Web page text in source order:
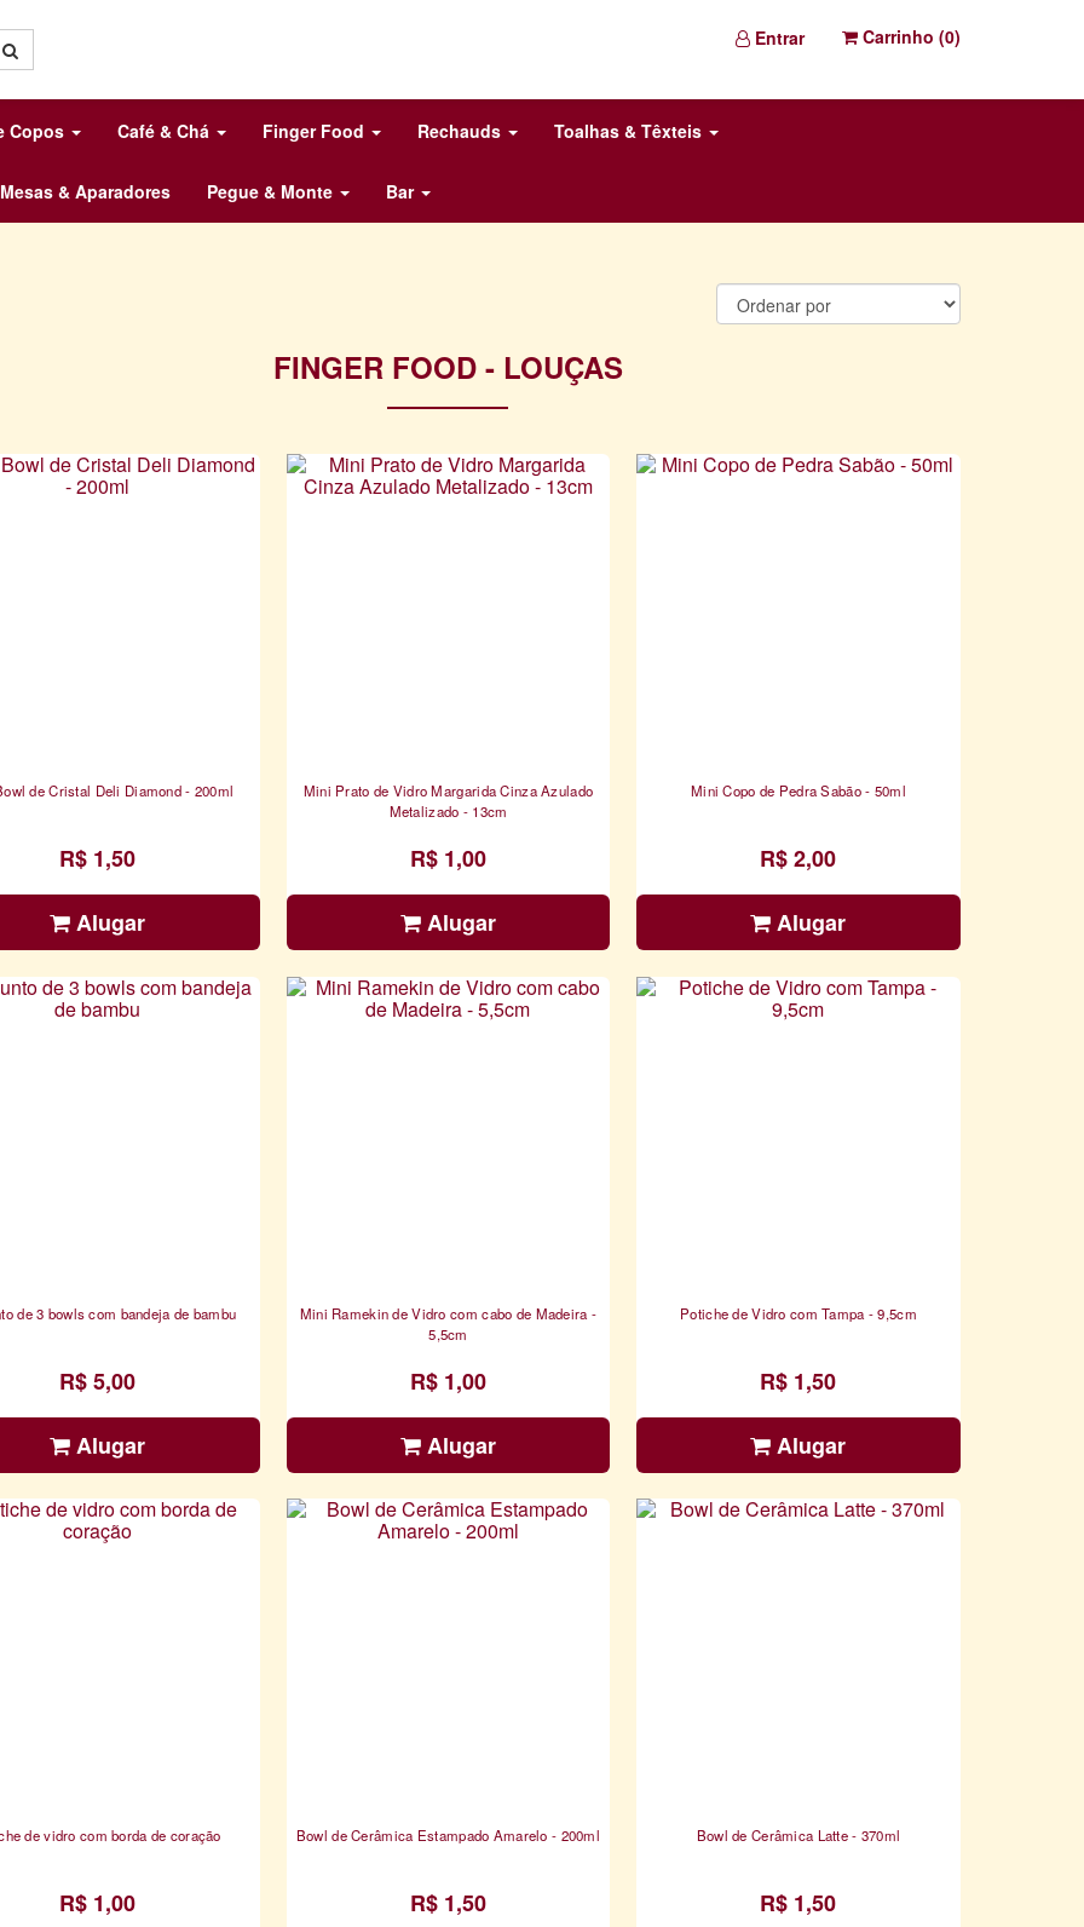
Entrar Carrinho (0)
Copos Café & Chá Finger Food Rechauds Toalhas & Têxteis
Mesas & Aparadores Pegue & Monte Bar
FINGER FOOD - LOUÇAS
de Cristal Deli Diamond - 200ml
R$ 1,50
Alugar
Mini Prato de Vidro Margarida Cinza Azulado
Metalizado - 13cm
R$ 1,00
Alugar
Mini Copo de Pedra Sabão - 50ml
R$ 2,00
Alugar
de 3 bowls com bandeja de bambu
R$ 5,00
Alugar
Mini Ramekin de Vidro com cabo de Madeira -
5,5cm
R$ 1,00
Alugar
Potiche de Vidro com Tampa - 9,5cm
R$ 1,50
Alugar
de vidro com borda de coração
R$ 1,00
Bowl de Cerâmica Estampado Amarelo - 200ml
R$ 1,50
Bowl de Cerâmica Latte - 370ml
R$ 1,50